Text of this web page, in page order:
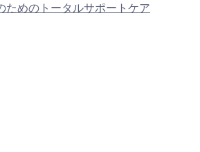
ためのトータルサポートケア